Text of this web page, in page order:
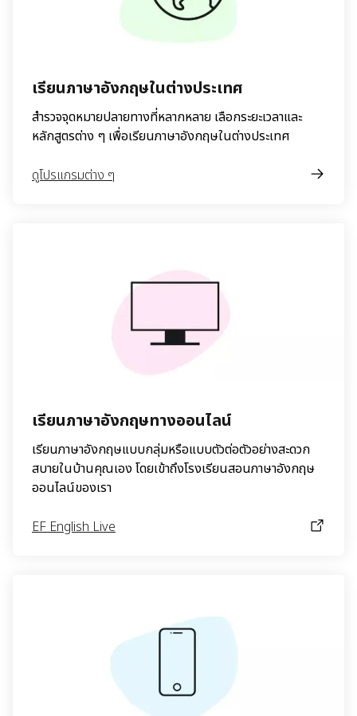
เรียนภาษาอังกฤษในต่างประเทศ
สำรวจจุดหมายปลายทางที่หลากหลาย เลือกระยะเวลาและ
หลักสูตรต่าง ๆ เพื่อเรียนภาษาอังกฤษในต่างประเทศ
ดูโปรแกรมต่าง ๆ
เรียนภาษาอังกฤษทางออนไลน์
เรียนภาษาอังกฤษแบบกลุ่มหรือแบบตัวต่อตัวอย่างสะดวก
สบายในบ้านคุณเอง โดยเข้าถึงโรงเรียนสอนภาษาอังกฤษ
ออนไลน์ของเรา
EF English Live